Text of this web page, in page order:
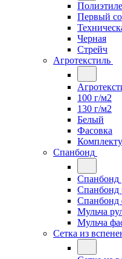
Первый
Черная
Стрейч
Агротекстиль
100 г/м2
130 г/м2
Белый
Фасовка
Спанбонд
Спанбонд
Спанбонд
Спанбонд
Мульча
Мульча
Сетка из